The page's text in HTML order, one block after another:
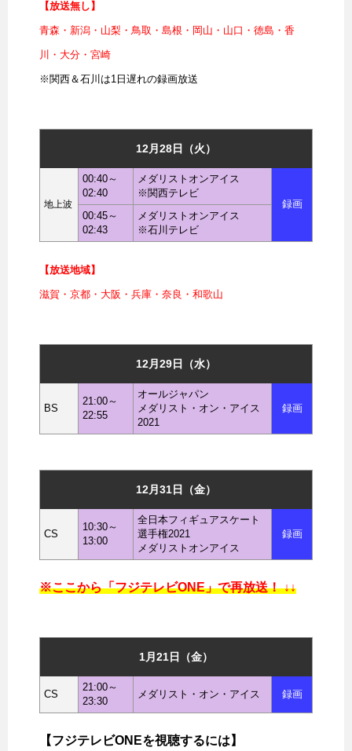
【放送無し】
青森・新潟・山梨・鳥取・島根・岡山・山口・徳島・香
川・大分・宮崎
※関西＆石川は1日遅れの録画放送
12月28日（火）
地上波
00:40～
02:40
メダリストオンアイス
※関西テレビ
録画
00:45～
02:43
メダリストオンアイス
※石川テレビ
【放送地域】
滋賀・京都・大阪・兵庫・奈良・和歌山
12月29日（水）
BS
21:00～
22:55
オールジャパン
メダリスト・オン・アイス
2021
録画
12月31日（金）
CS
10:30～
13:00
全日本フィギュアスケート
選手権2021
メダリストオンアイス
録画
※ここから「フジテレビONE」で再放送！ ↓↓
1月21日（金）
CS
21:00～
23:30
メダリスト・オン・アイス 録画
【フジテレビONEを視聴するには】